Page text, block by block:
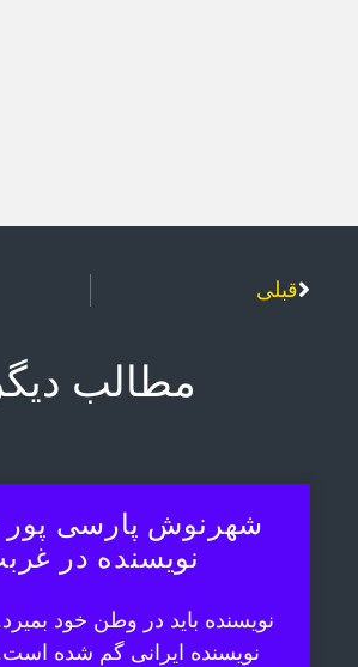
قبلی
مطالب
شهرنوش پارسی پور
نویسنده در
نویسنده باید در وطن خود
نویسنده ایرانی گم شده